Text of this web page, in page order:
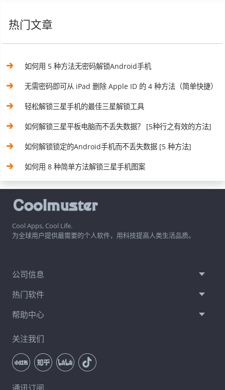
热门文章
如何用 5 种方法无密码解锁Android手机
无需密码即可从 iPad 删除 Apple ID 的 4 种方法（简单快捷）
轻松解锁三星手机的最佳三星解锁工具
如何解锁三星平板电脑而不丢失数据？ [5种行之有效的方法]
如何解锁锁定的Android手机而不丢失数据 [5 种方法]
如何用 8 种简单方法解锁三星手机图案
Cool Apps, Cool Life.
为全球用户提供最需要的个人软件，用科技提高人类生活品质。
公司信息
热门软件
帮助中心
关注我们